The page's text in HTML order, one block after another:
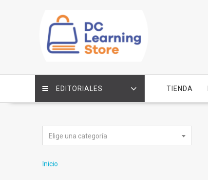
EDITORIALES TIENDA
Elige una categoría
Inicio